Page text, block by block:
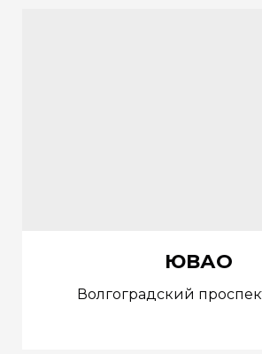
ЮВАО
Волгоградский